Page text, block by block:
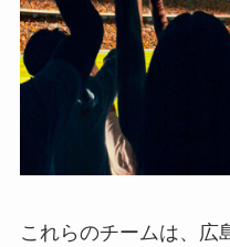
これらのチームは、広